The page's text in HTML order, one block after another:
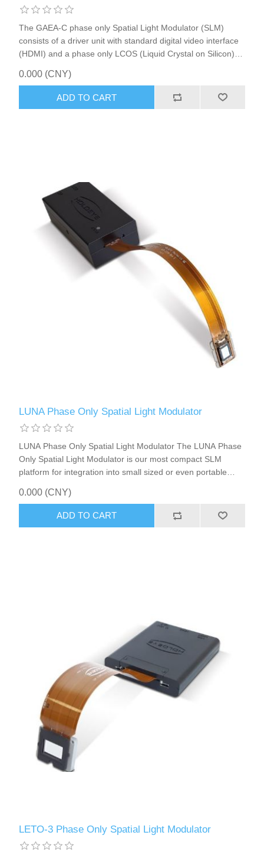
The GAEA-C phase only Spatial Light Modulator (SLM)
consists of a driver unit with standard digital video interface
(HDMI) and a phase only LCOS (Liquid Crystal on Silicon)
pixel pitch leading to an active area diagonal of 0.7”. The
GAEA-C is a plug & play phase modulator device and can
an SLM Display Software Development Kit (SDK) which
provides APIs for different programming languages. The
very small pixel size of the GAEA-C SLM display enables
high diffraction angles.
0.000 (CNY)
ADD TO CART
LUNA Phase Only Spatial Light Modulator
LUNA Phase Only Spatial Light Modulator The LUNA Phase
Only Spatial Light Modulator is our most compact SLM
platform for integration into small sized or even portable
0.000 (CNY)
ADD TO CART
LETO-3 Phase Only Spatial Light Modulator